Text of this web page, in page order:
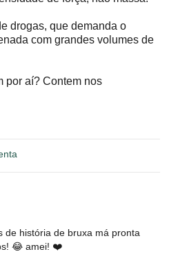
drogas, que demanda o
com grandes volumes de
por aí? Contem nos
de história de bruxa má pronta
😂 amei! ❤️